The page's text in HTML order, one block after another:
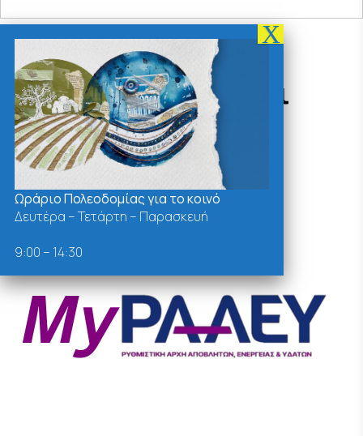
Δράσεις - Χρήσιμοι
Σύνδεσμοι
Ωράριο Πολεοδομίας για το κοινό
Δευτέρα – Τετάρτη – Παρασκευή
9:00 – 14:30